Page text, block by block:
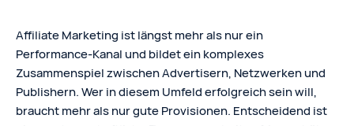
Affiliate Marketing ist längst mehr als nur ein
Performance-Kanal und bildet ein komplexes
Zusammenspiel zwischen Advertisern, Netzwerken und
Publishern. Wer in diesem Umfeld erfolgreich sein will,
braucht mehr als nur gute Provisionen. Entscheidend ist